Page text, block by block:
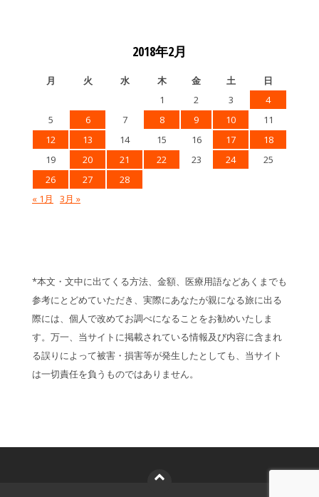
2018年2月
月 火 水 木 金 土
日
1
2 3
4
5
6 7 8 9 10
11
12
13 14 15 16 17
18
19
20 21 22 23 24
25
26
27
28
« 1月
3月 »
*本文・文中に出てくる方法、金額、医療用語などあくまでも
参考にとどめていただき、実際にあなたが親になる旅に出る
際には、個人で改めてお調べになることをお勧めいたしま
す。万一、当サイトに掲載されている情報及び内容に含まれ
る誤りによって被害・損害等が発生したとしても、当サイト
は一切責任を負うものではありません。